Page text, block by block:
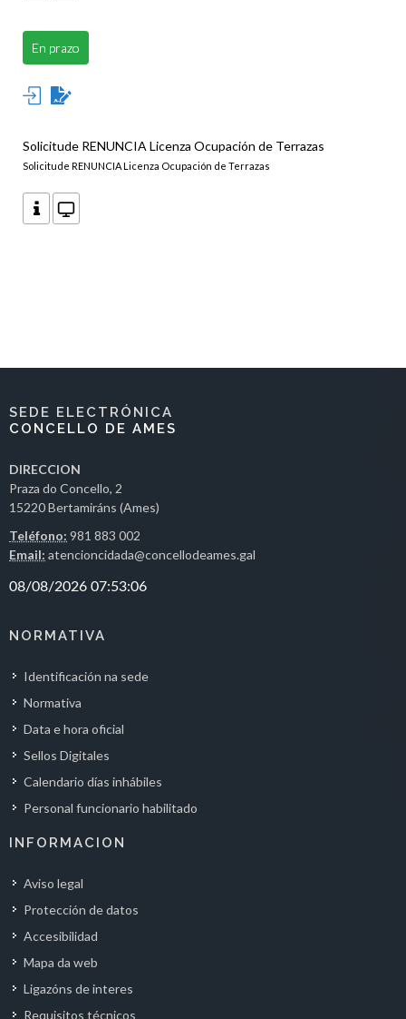
En prazo
Solicitude RENUNCIA Licenza Ocupación de Terrazas
Solicitude RENUNCIA Licenza Ocupación de Terrazas
SEDE ELECTRÓNICA
CONCELLO DE AMES
DIRECCION
Praza do Concello, 2
15220 Bertamiráns (Ames)
Teléfono: 981 883 002
Email: atencioncidada@concellodeames.gal
NORMATIVA
Identificación na sede
Normativa
Data e hora oficial
Sellos Digitales
Calendario días inhábiles
Personal funcionario habilitado
INFORMACION
Aviso legal
Protección de datos
Accesibilidad
Mapa da web
Ligazóns de interes
Requisitos técnicos